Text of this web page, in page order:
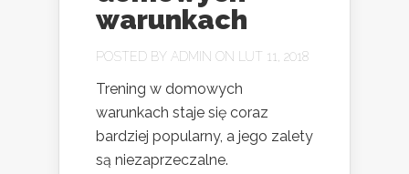
warunkach
POSTED BY ADMIN ON LUT 11, 2018
Trening w domowych
warunkach staje się coraz
bardziej popularny, a jego zalety
są niezaprzeczalne.